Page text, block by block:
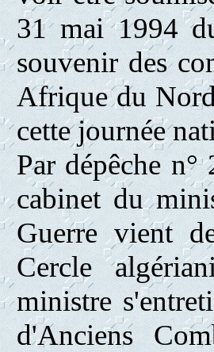
31 mai 1994
souvenir des
Afrique du
cette journée
Par dépêche
cabinet du
Guerre vient
Cercle
ministre
d'Anciens